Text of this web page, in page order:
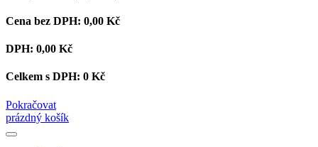
Cena bez DPH: 0,00 Kč
DPH: 0,00 Kč
Celkem s DPH: 0 Kč
Pokračovat
prázdný košík